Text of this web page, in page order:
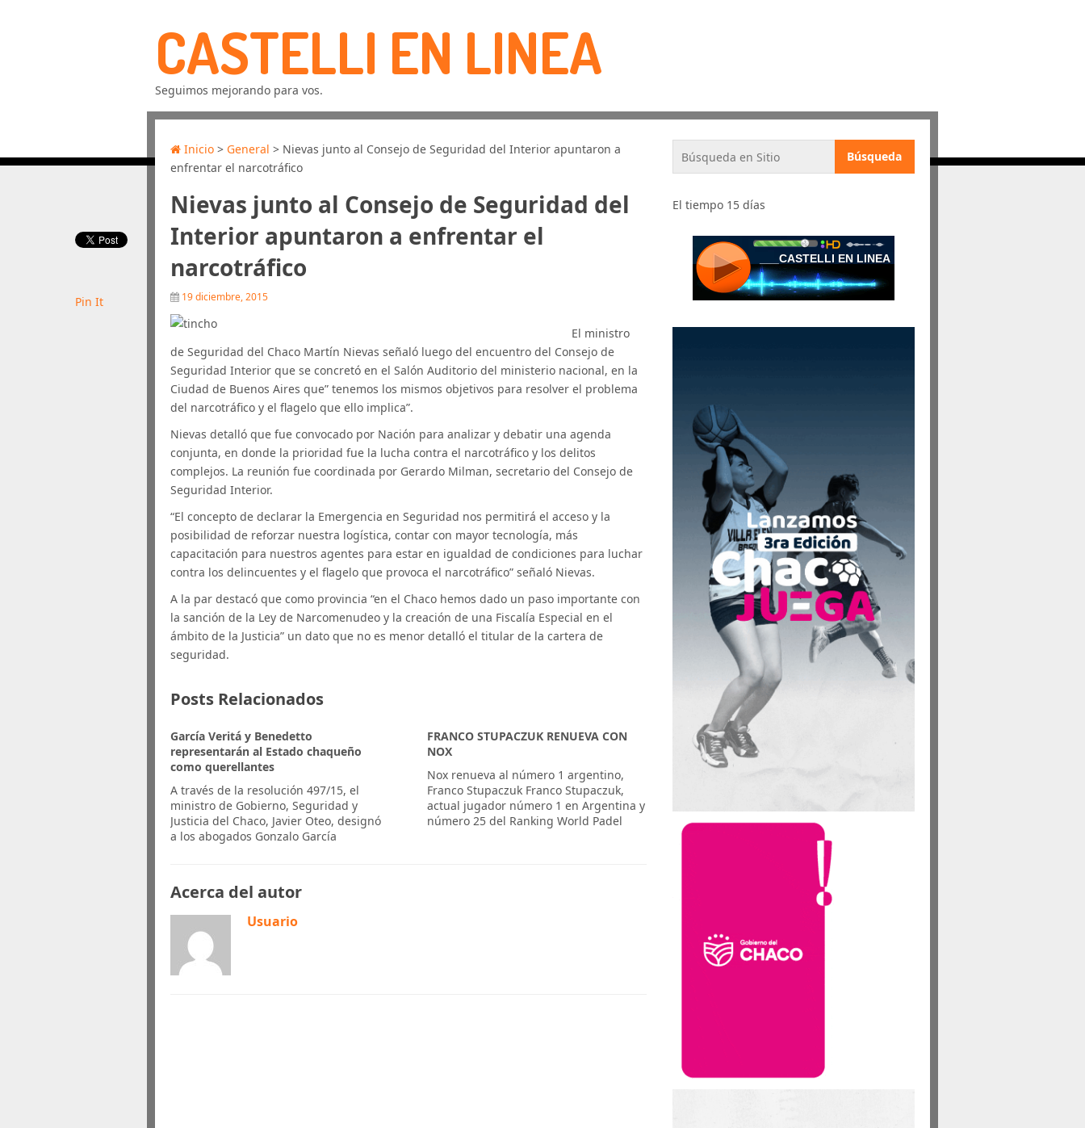
CASTELLI EN LINEA
Seguimos mejorando para vos.
Inicio > General > Nievas junto al Consejo de Seguridad del Interior apuntaron a
enfrentar el narcotráfico
Nievas junto al Consejo de Seguridad del
Interior apuntaron a enfrentar el
narcotráfico
19 diciembre, 2015
El ministro
de Seguridad del Chaco Martín Nievas señaló luego del encuentro del Consejo de
Seguridad Interior que se concretó en el Salón Auditorio del ministerio nacional, en la
Ciudad de Buenos Aires que” tenemos los mismos objetivos para resolver el problema
del narcotráfico y el flagelo que ello implica”.
Nievas detalló que fue convocado por Nación para analizar y debatir una agenda
conjunta, en donde la prioridad fue la lucha contra el narcotráfico y los delitos
complejos. La reunión fue coordinada por Gerardo Milman, secretario del Consejo de
Seguridad Interior.
“El concepto de declarar la Emergencia en Seguridad nos permitirá el acceso y la
posibilidad de reforzar nuestra logística, contar con mayor tecnología, más
capacitación para nuestros agentes para estar en igualdad de condiciones para luchar
contra los delincuentes y el flagelo que provoca el narcotráfico” señaló Nievas.
A la par destacó que como provincia “en el Chaco hemos dado un paso importante con
la sanción de la Ley de Narcomenudeo y la creación de una Fiscalía Especial en el
ámbito de la Justicia” un dato que no es menor detalló el titular de la cartera de
seguridad.
Pin It
Posts Relacionados
García Veritá y Benedetto
representarán al Estado chaqueño
como querellantes
A través de la resolución 497/15, el
ministro de Gobierno, Seguridad y
Justicia del Chaco, Javier Oteo, designó
a los abogados Gonzalo García
FRANCO STUPACZUK RENUEVA CON
NOX
Nox renueva al número 1 argentino,
Franco Stupaczuk Franco Stupaczuk,
actual jugador número 1 en Argentina y
número 25 del Ranking World Padel
Acerca del autor
Usuario
El tiempo 15 días